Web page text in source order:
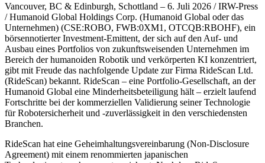
Vancouver, BC & Edinburgh, Schottland – 6. Juli 2026 / IRW-Press
/ Humanoid Global Holdings Corp. (Humanoid Global oder das
Unternehmen) (CSE:ROBO, FWB:0XM1, OTCQB:RBOHF), ein
börsennotierter Investment-Emittent, der sich auf den Auf- und
Ausbau eines Portfolios von zukunftsweisenden Unternehmen im
Bereich der humanoiden Robotik und verkörperten KI konzentriert,
gibt mit Freude das nachfolgende Update zur Firma RideScan Ltd.
(RideScan) bekannt. RideScan – eine Portfolio-Gesellschaft, an der
Humanoid Global eine Minderheitsbeteiligung hält – erzielt laufend
Fortschritte bei der kommerziellen Validierung seiner Technologie
für Robotersicherheit und -zuverlässigkeit in den verschiedensten
Branchen.
RideScan hat eine Geheimhaltungsvereinbarung (Non-Disclosure
Agreement) mit einem renommierten japanischen